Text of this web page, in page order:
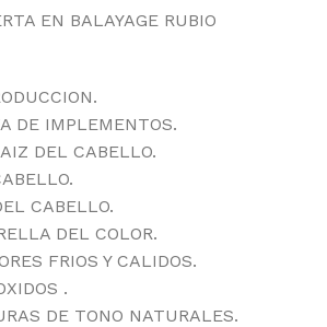
EN BALAYAGE RUBIO
DE IMPLEMENTOS.
DEL CABELLO.
CABELLO.
DEL COLOR.
FRIOS Y CALIDOS.
.
DE TONO NATURALES.